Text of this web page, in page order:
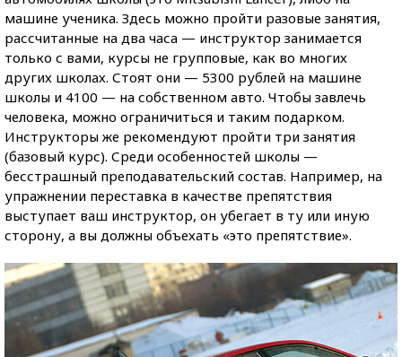
машине ученика. Здесь можно пройти разовые занятия,
рассчитанные на два часа — инструктор занимается
только с вами, курсы не групповые, как во многих
других школах. Стоят они — 5300 рублей на машине
школы и 4100 — на собственном авто. Чтобы завлечь
человека, можно ограничиться и таким подарком.
Инструкторы же рекомендуют пройти три занятия
(базовый курс). Среди особенностей школы —
бесстрашный преподавательский состав. Например, на
упражнении переставка в качестве препятствия
выступает ваш инструктор, он убегает в ту или иную
сторону, а вы должны объехать «это препятствие».